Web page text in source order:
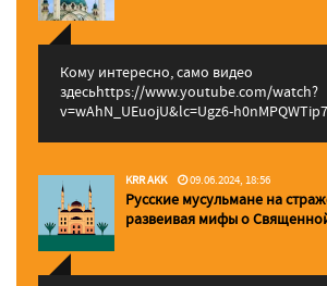
Кому интересно, само видео
здесьhttps://www.youtube.com/watch?
v=wAhN_UEuojU&lc=Ugz6-
KRR AKK 09.06.2024, 18:56
Русские мусульмане на
pазвеивая мифы о